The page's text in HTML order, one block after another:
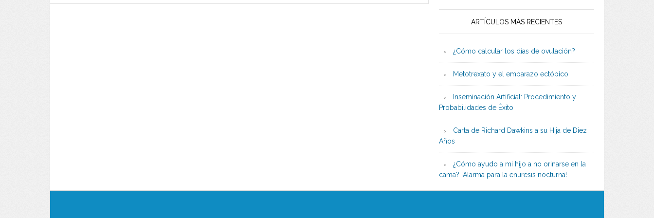
ARTÍCULOS MÁS RECIENTES
¿Cómo calcular los días de ovulación?
Metotrexato y el embarazo ectópico
Inseminación Artificial: Procedimiento y
Probabilidades de Éxito
Carta de Richard Dawkins a su Hija de Diez
Años
¿Cómo ayudo a mi hijo a no orinarse en la
cama? ¡Alarma para la enuresis nocturna!